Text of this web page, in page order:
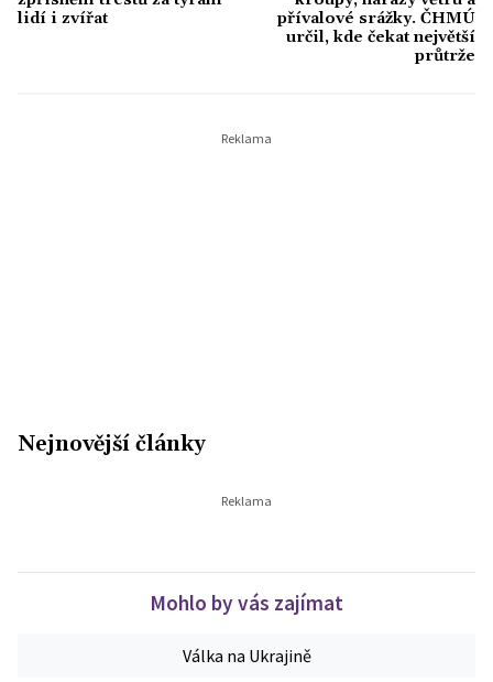
by podle něj posloužil pro nejednu
sociologickou studii.
lidí i zvířat
přívalové srážky. ČHMÚ
určil, kde čekat největší
průtrže
Nejnovější články
Mohlo by vás zajímat
Válka na Ukrajině